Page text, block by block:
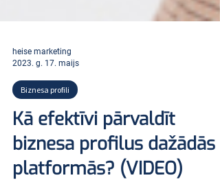
heise marketing
2023. g. 17. maijs
Biznesa profili
Kā efektīvi pārvaldīt
biznesa profilus dažādās